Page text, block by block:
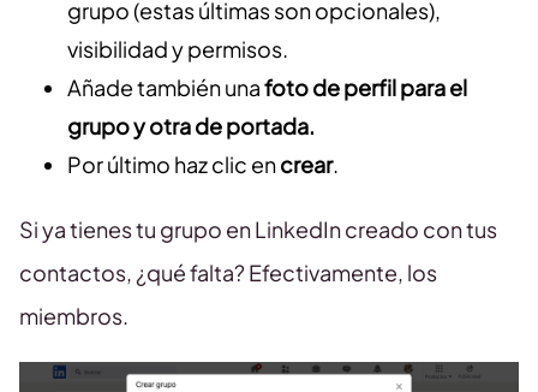
grupo (estas últimas son opcionales),
visibilidad y permisos.
Añade también unafoto de perfil para el
grupo y otra de portada.
Por último haz clic encrear.
Si ya tienes tu grupo en LinkedIn creado con tus
contactos, ¿qué falta? Efectivamente, los
miembros.